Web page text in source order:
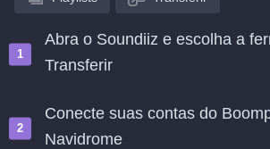
Abra o Soundiiz e escolha a
Transferir
Conecte suas contas do
Navidrome